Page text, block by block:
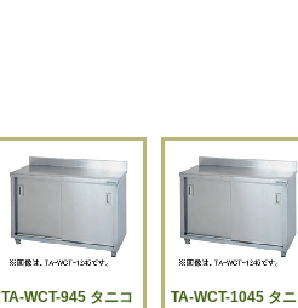
TA-WCT-945 タニコ
TA-WCT-1045 タニ